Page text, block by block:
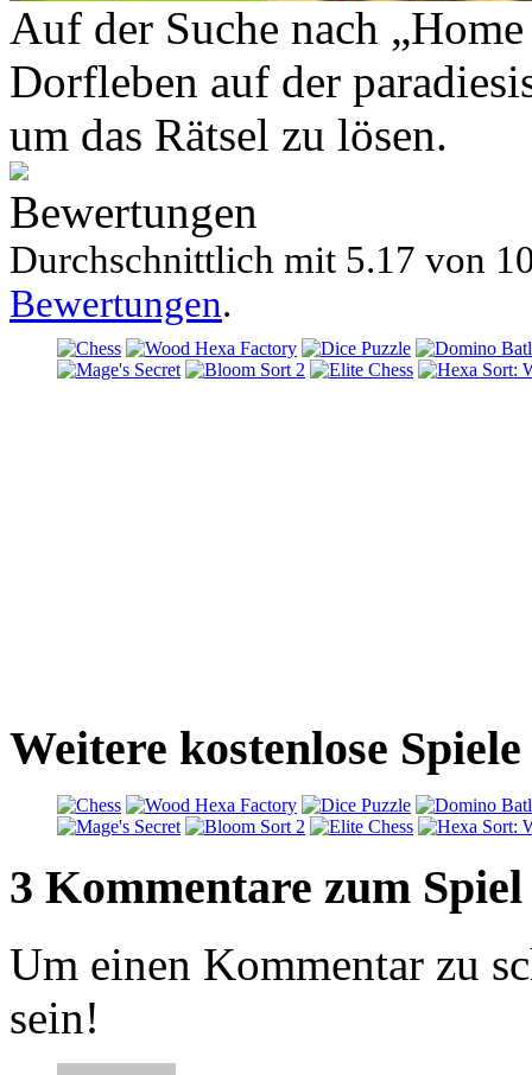
Auf der Suche nach
Dorfleben auf der
um das Rätsel zu lösen.
Bewertungen
Durchschnittlich mit 5.17 von
Bewertungen.
Weitere kostenlose
3 Kommentare zum Spiel
Um einen Kommentar zu
sein!